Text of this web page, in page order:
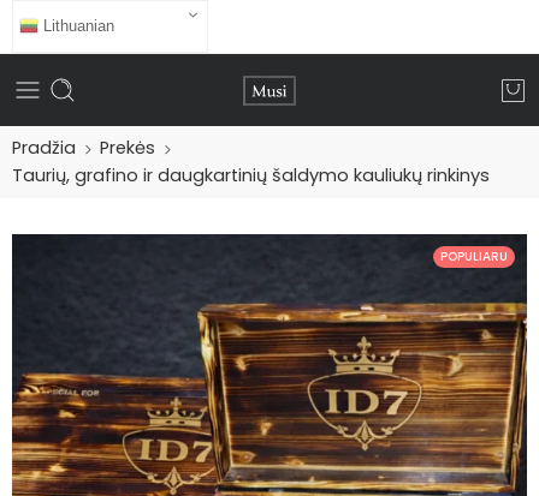
Lithuanian
Pradžia
Prekės
Taurių, grafino ir daugkartinių šaldymo kauliukų rinkinys
POPULIARU